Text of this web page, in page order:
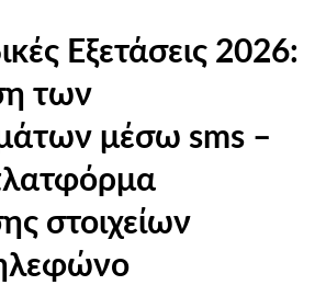
Εξετάσεις 2026:
των
μέσω sms –
στοιχείων